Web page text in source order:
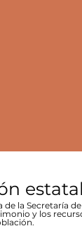
estatal
de la Secretaría de
y los